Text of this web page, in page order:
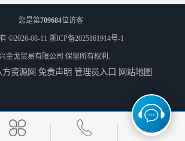
器 寿力LS32空压机油冷却器
您是第709684位访客
©2026-08-11 浙ICP备2025161914号-1
金戈贸易有限公司 保留所有权利.
方资源网 免责声明 管理员入口 网站地图